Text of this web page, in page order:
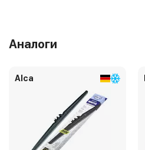
Аналоги
Alca